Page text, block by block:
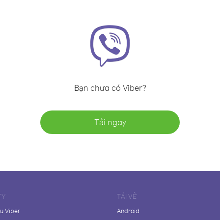
Bạn chưa có Viber?
Tải ngay
Viber
TẢI VỀ
Android